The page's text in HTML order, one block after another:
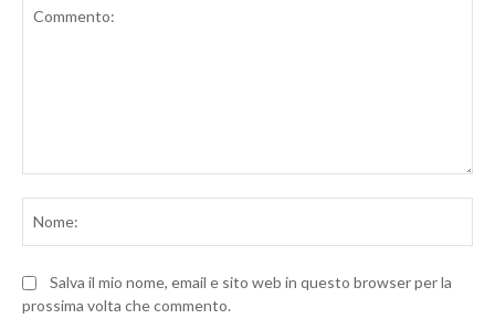
Salva il mio nome, email e sito web in questo browser per la
prossima volta che commento.